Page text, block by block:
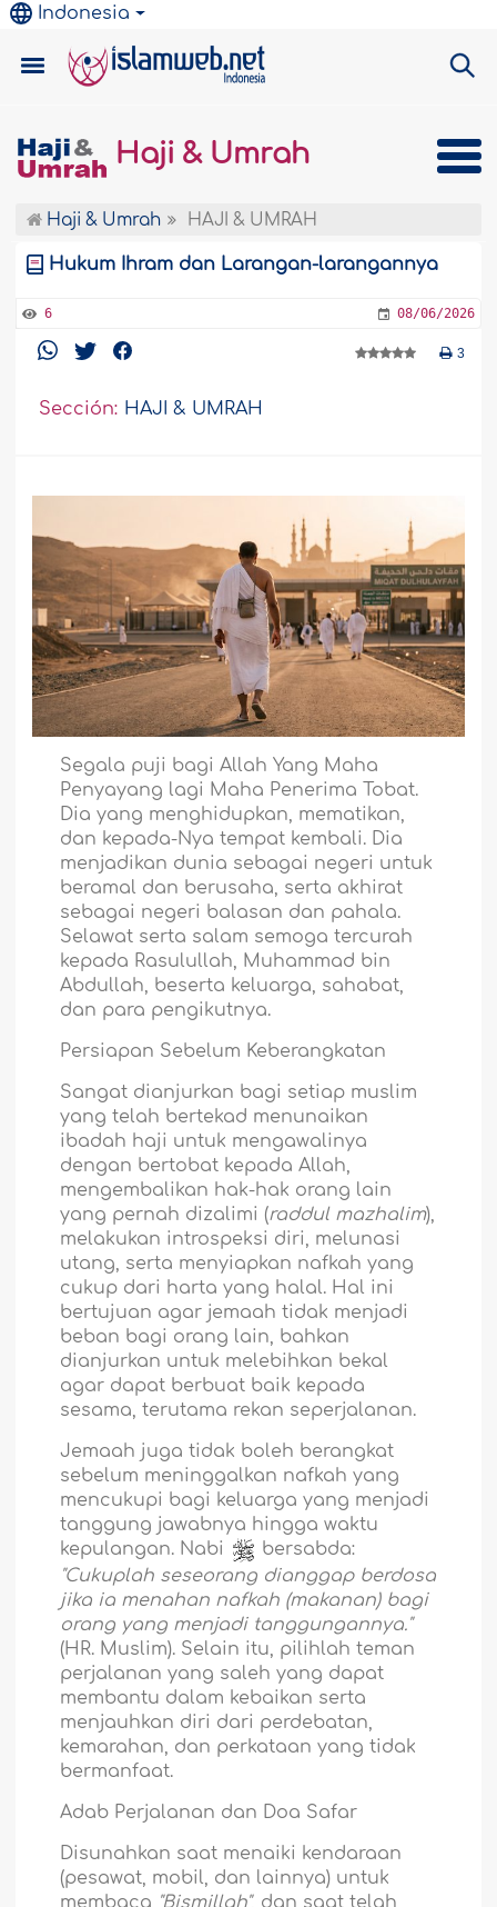
Indonesia
Haji & Umrah
Haji & Umrah HAJI & UMRAH
Hukum Ihram dan Larangan-larangannya
6 08/06/2026
3
Sección: HAJI & UMRAH
Segala puji bagi Allah Yang Maha
Penyayang lagi Maha Penerima Tobat.
Dia yang menghidupkan, mematikan,
dan kepada-Nya tempat kembali. Dia
menjadikan dunia sebagai negeri untuk
beramal dan berusaha, serta akhirat
sebagai negeri balasan dan pahala.
Selawat serta salam semoga tercurah
kepada Rasulullah, Muhammad bin
Abdullah, beserta keluarga, sahabat,
dan para pengikutnya.
Persiapan Sebelum Keberangkatan
Sangat dianjurkan bagi setiap muslim
yang telah bertekad menunaikan
ibadah haji untuk mengawalinya
dengan bertobat kepada Allah,
mengembalikan hak-hak orang lain
yang pernah dizalimi (raddul mazhalim),
melakukan introspeksi diri, melunasi
utang, serta menyiapkan nafkah yang
cukup dari harta yang halal. Hal ini
bertujuan agar jemaah tidak menjadi
beban bagi orang lain, bahkan
dianjurkan untuk melebihkan bekal
agar dapat berbuat baik kepada
sesama, terutama rekan seperjalanan.
Jemaah juga tidak boleh berangkat
sebelum meninggalkan nafkah yang
mencukupi bagi keluarga yang menjadi
tanggung jawabnya hingga waktu
kepulangan. Nabi
bersabda:
"Cukuplah seseorang dianggap berdosa
jika ia menahan nafkah (makanan) bagi
orang yang menjadi tanggungannya."
(HR. Muslim). Selain itu, pilihlah teman
perjalanan yang saleh yang dapat
membantu dalam kebaikan serta
menjauhkan diri dari perdebatan,
kemarahan, dan perkataan yang tidak
bermanfaat.
Adab Perjalanan dan Doa Safar
Disunahkan saat menaiki kendaraan
(pesawat, mobil, dan lainnya) untuk
membaca "Bismillah", dan saat telah